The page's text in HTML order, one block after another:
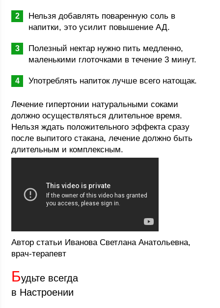
Нельзя добавлять поваренную соль в
напитки, это усилит повышение АД.
Полезный нектар нужно пить медленно,
маленькими глоточками в течение 3 минут.
Употреблять напиток лучше всего натощак.
Лечение гипертонии натуральными соками
должно осуществляться длительное время.
Нельзя ждать положительного эффекта сразу
после выпитого стакана, лечение должно быть
длительным и комплексным.
Автор статьи Иванова Светлана Анатольевна,
врач-терапевт
Будьте всегда
в Настроении